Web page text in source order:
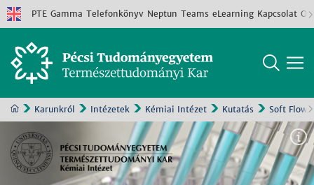
PTE Gamma Telefonkönyv Neptun Teams eLearning Kapcsolat
Karunkról Intézetek Kémiai Intézet Kutatás Soft